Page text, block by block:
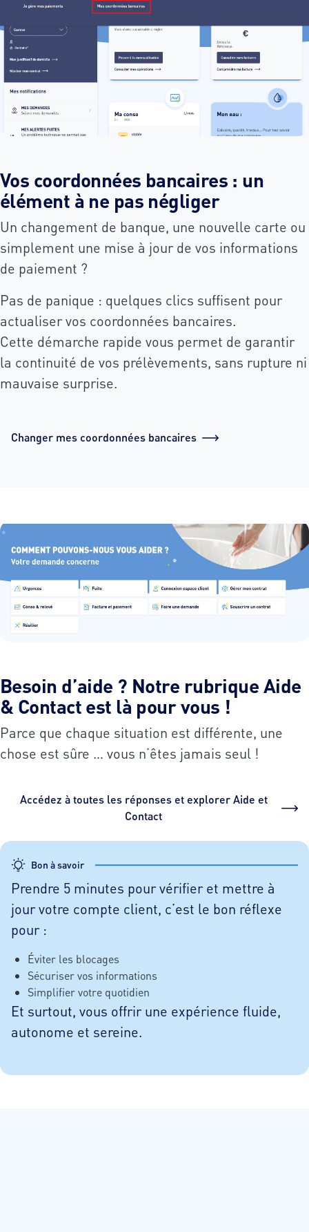
Vos coordonnées bancaires : un
élément à ne pas négliger
Un changement de banque, une nouvelle carte ou
simplement une mise à jour de vos informations
de paiement ?
Pas de panique : quelques clics suffisent pour
actualiser vos coordonnées bancaires.
Cette démarche rapide vous permet de garantir
la continuité de vos prélèvements, sans rupture ni
mauvaise surprise.
Changer mes coordonnées bancaires
Besoin d’aide ? Notre rubrique Aide
& Contact est là pour vous !
Parce que chaque situation est différente, une
chose est sûre … vous n’êtes jamais seul !
Accédez à toutes les réponses et explorer Aide et
Contact
Bon à savoir
Prendre 5 minutes pour vérifier et mettre à
jour votre compte client, c’est le bon réflexe
pour :
Éviter les blocages
Sécuriser vos informations
Simplifier votre quotidien
Et surtout, vous offrir une expérience fluide,
autonome et sereine.